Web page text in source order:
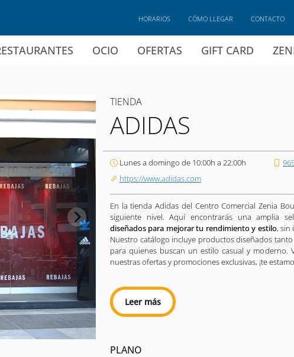
OCIO OFERTAS GIFT CARD
HORARIOS CÓMO LLEGAR CONTACTO
TIENDA
ADIDAS
Lunes a domingo de 10:00h a 22:00h
https://www.adidas.com
En la tienda Adidas del Centro Comercial Zenia
siguiente nivel. Aquí encontrarás una amplia
diseñados para mejorar tu rendimiento y estilo, sin
Nuestro catálogo incluye productos diseñados
para quienes buscan un estilo casual y moderno.
nuestras ofertas y promociones exclusivas, ¡te
Leer más
PLANO